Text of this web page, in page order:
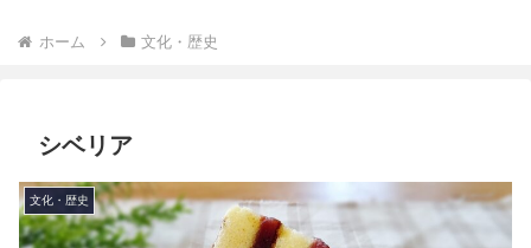
ホーム 文化・歴史
シベリア
文化・歴史